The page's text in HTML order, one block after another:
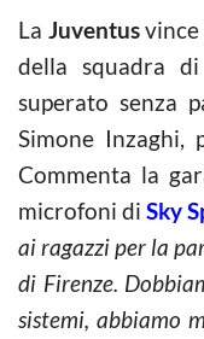
La Juventusvince
della squadra di
superato senza
Simone Inzaghi,
Commenta la
microfoni di Sky
ai ragazzi per la
di Firenze.
sistemi, abbiamo